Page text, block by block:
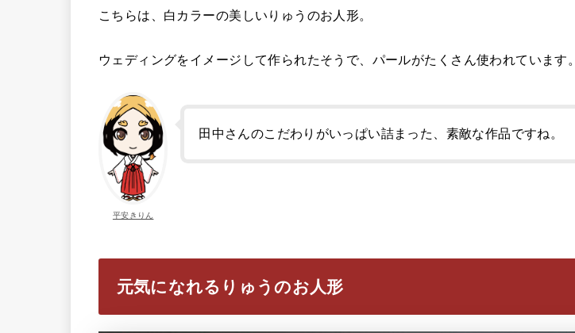
こちらは、白カラーの美しいりゅうのお人形。
ウェディングをイメージして作られたそうで、パールがたくさん使われています。
平安きりん
田中さんのこだわりがいっぱい詰まった、素敵な作品ですね。
元気になれるりゅうのお人形